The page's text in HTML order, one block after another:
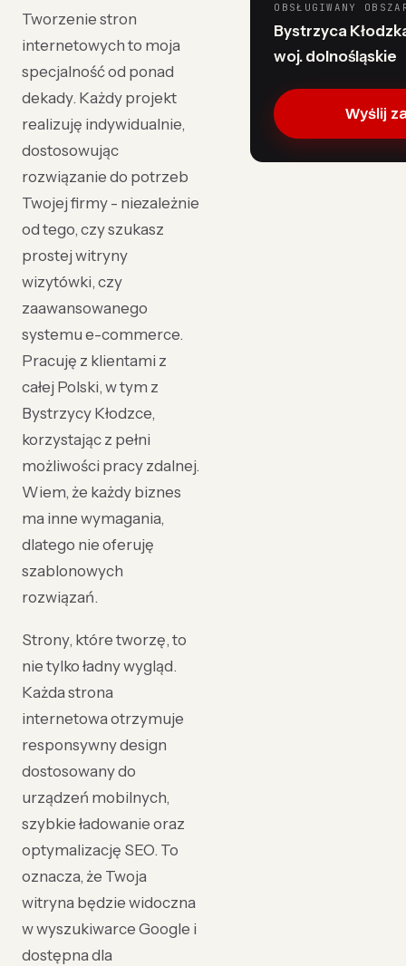
Tworzenie stron
internetowych to moja
specjalność od ponad
dekady. Każdy projekt
realizuję indywidualnie,
dostosowując
rozwiązanie do potrzeb
Twojej firmy - niezależnie
od tego, czy szukasz
prostej witryny
wizytówki, czy
zaawansowanego
systemu e-commerce.
Pracuję z klientami z
całej Polski, w tym z
Bystrzycy Kłodzce,
korzystając z pełni
możliwości pracy zdalnej.
Wiem, że każdy biznes
ma inne wymagania,
dlatego nie oferuję
szablonowych
rozwiązań.
Strony, które tworzę, to
nie tylko ładny wygląd.
Każda strona
internetowa otrzymuje
responsywny design
dostosowany do
urządzeń mobilnych,
szybkie ładowanie oraz
optymalizację SEO. To
oznacza, że Twoja
witryna będzie widoczna
w wyszukiwarce Google i
dostępna dla
OBSŁUGIWANY
Bystrzyca
woj. dolnośląskie
Wyślij